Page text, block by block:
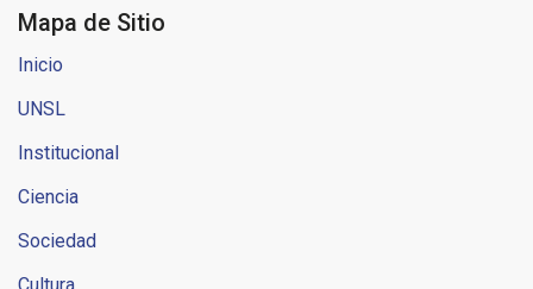
Mapa de Sitio
Inicio
UNSL
Institucional
Ciencia
Sociedad